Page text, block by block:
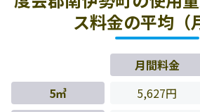
ス料金の平均（
月間料金
5㎥
5,627円